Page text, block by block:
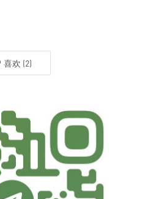
喜欢 (2)